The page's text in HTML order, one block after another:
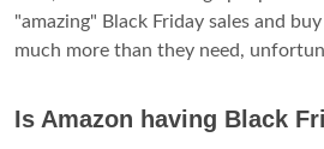
"amazing" Black Friday sales and
much more than they need,
Is Amazon having Black